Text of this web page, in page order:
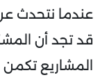
عندما نتحدث
قد تجد أن
المشاريع